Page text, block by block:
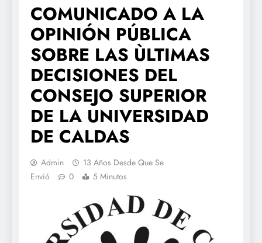
COMUNICADO A LA
OPINIÓN PÚBLICA
SOBRE LAS ÙLTIMAS
DECISIONES DEL
CONSEJO SUPERIOR
DE LA UNIVERSIDAD
DE CALDAS
Admin
13 Años Desde Que Se
Envió
0 5 Minutos